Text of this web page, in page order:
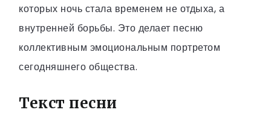
которых ночь стала временем не отдыха, а
внутренней борьбы. Это делает песню
коллективным эмоциональным портретом
сегодняшнего общества.
Текст песни